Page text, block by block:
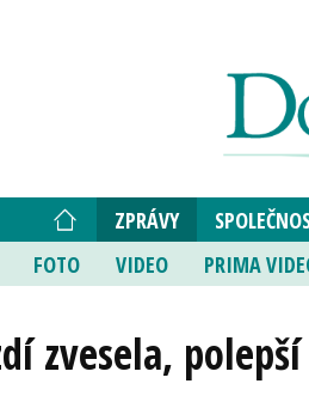
ZPRÁVY
FOTO
VIDEO PRIMA
zvesela,